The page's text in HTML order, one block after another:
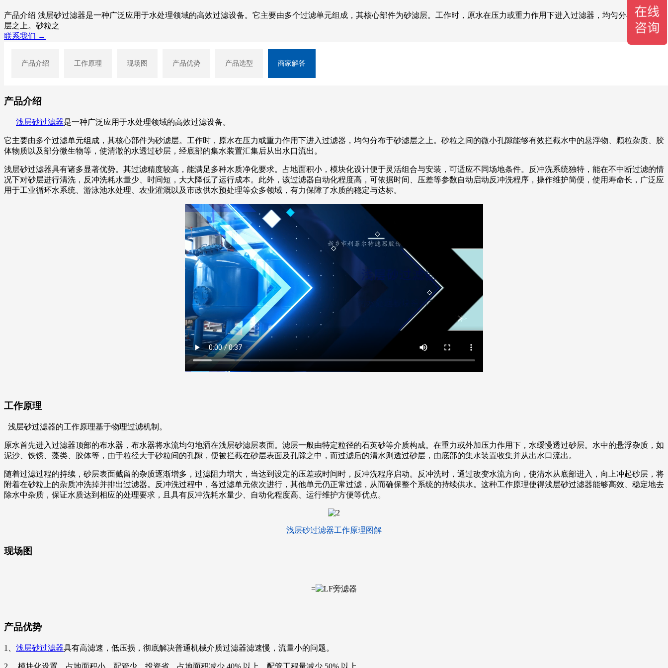
产品介绍 浅层砂过滤器是一种广泛应用于水处理领域的高效过滤设备。它主要由多个过滤单元组成，其核心部件为砂滤层。工作时，原水在压力或重力作用下进入过滤器，均匀分布于砂滤
层之上。砂粒之
联系我们 →
产品介绍 工作原理 现场图 产品优势 产品选型 商家解答
产品介绍
浅层砂过滤器是一种广泛应用于水处理领域的高效过滤设备。
它主要由多个过滤单元组成，其核心部件为砂滤层。工作时，原水在压力或重力作用下进入过滤器，均匀分布于砂滤层之上。砂粒之间的微小孔隙能够有效拦截水中的悬浮物、颗粒杂质、胶
体物质以及部分微生物等，使清澈的水透过砂层，经底部的集水装置汇集后从出水口流出。
浅层砂过滤器具有诸多显著优势。其过滤精度较高，能满足多种水质净化要求。占地面积小，模块化设计便于灵活组合与安装，可适应不同场地条件。反冲洗系统独特，能在不中断过滤的情
况下对砂层进行清洗，反冲洗耗水量少、时间短，大大降低了运行成本。此外，该过滤器自动化程度高，可依据时间、压差等参数自动启动反冲洗程序，操作维护简便，使用寿命长，广泛应
用于工业循环水系统、游泳池水处理、农业灌溉以及市政供水预处理等众多领域，有力保障了水质的稳定与达标。
工作原理
浅层砂过滤器的工作原理基于物理过滤机制。
原水首先进入过滤器顶部的布水器，布水器将水流均匀地洒在浅层砂滤层表面。滤层一般由特定粒径的石英砂等介质构成。在重力或外加压力作用下，水缓慢透过砂层。水中的悬浮杂质，如
泥沙、铁锈、藻类、胶体等，由于粒径大于砂粒间的孔隙，便被拦截在砂层表面及孔隙之中，而过滤后的清水则透过砂层，由底部的集水装置收集并从出水口流出。
随着过滤过程的持续，砂层表面截留的杂质逐渐增多，过滤阻力增大，当达到设定的压差或时间时，反冲洗程序启动。反冲洗时，通过改变水流方向，使清水从底部进入，向上冲起砂层，将
附着在砂粒上的杂质冲洗掉并排出过滤器。反冲洗过程中，各过滤单元依次进行，其他单元仍正常过滤，从而确保整个系统的持续供水。这种工作原理使得浅层砂过滤器能够高效、稳定地去
除水中杂质，保证水质达到相应的处理要求，且具有反冲洗耗水量少、自动化程度高、运行维护方便等优点。
浅层砂过滤器工作原理图解
现场图
=
产品优势
1、 浅层砂过滤器具有高滤速，低压损，彻底解决普通机械介质过滤器滤速慢，流量小的问题。
2、 模块化设置，占地面积小，配管少，投资省。占地面积减少 40% 以上，配管工程量减少 50% 以上。